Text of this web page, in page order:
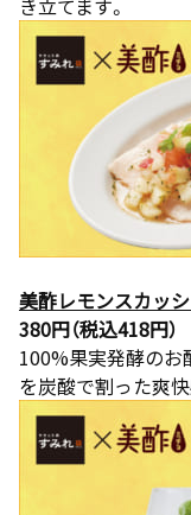
き立てます。
美酢レモンスカッ
380円（税込418円）
100%果実発酵のお
を炭酸で割った爽